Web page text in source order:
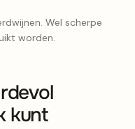
Wel scherpe
worden.
kunt